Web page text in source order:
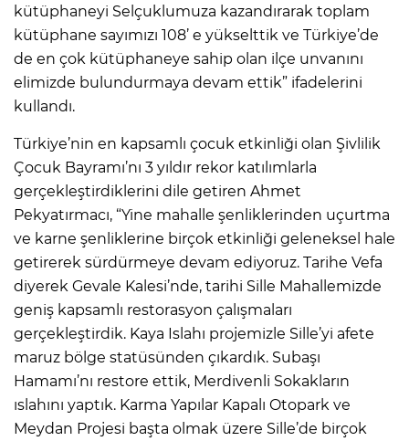
kütüphaneyi Selçuklumuza kazandırarak toplam
kütüphane sayımızı 108’ e yükselttik ve Türkiye’de
de en çok kütüphaneye sahip olan ilçe unvanını
elimizde bulundurmaya devam ettik” ifadelerini
kullandı.
Türkiye’nin en kapsamlı çocuk etkinliği olan Şivlilik
Çocuk Bayramı’nı 3 yıldır rekor katılımlarla
gerçekleştirdiklerini dile getiren Ahmet
Pekyatırmacı, “Yine mahalle şenliklerinden uçurtma
ve karne şenliklerine birçok etkinliği geleneksel hale
getirerek sürdürmeye devam ediyoruz. Tarihe Vefa
diyerek Gevale Kalesi’nde, tarihi Sille Mahallemizde
geniş kapsamlı restorasyon çalışmaları
gerçekleştirdik. Kaya Islahı projemizle Sille’yi afete
maruz bölge statüsünden çıkardık. Subaşı
Hamamı’nı restore ettik, Merdivenli Sokakların
ıslahını yaptık. Karma Yapılar Kapalı Otopark ve
Meydan Projesi başta olmak üzere Sille’de birçok